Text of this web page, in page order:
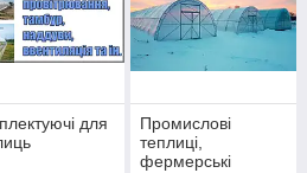
для
Промислові
теплиці,
фермерські